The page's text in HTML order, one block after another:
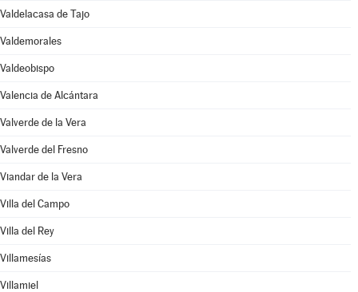
Valdelacasa de Tajo
Valdemorales
Valdeobispo
Valencia de Alcántara
Valverde de la Vera
Valverde del Fresno
Viandar de la Vera
Villa del Campo
Villa del Rey
Villamesías
Villamiel